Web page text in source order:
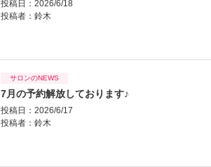
投稿日：2026/6/18
投稿者： 鈴木
サロンのNEWS
7月の予約解放しております♪
投稿日：2026/6/17
投稿者： 鈴木